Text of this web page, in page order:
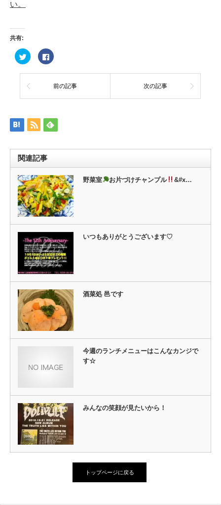
い。
共有:
ク
リ
ク
て
Twitter
し
い
ウ
ド
ウ
で
開
き
ま
す)
Facebook
で
有
る
に
ク
し
て
さ
し
い
ウ
ィ
ン
ド
ウ
で
開
ま
す)
前の記事 次の記事
関連記事
野菜室 お片づけチャンプル &#x…
いつもありがとうございます♡
酒菜処 邑です
今週のランチメニューはこんなカンジで
す☆
みんなの笑顔が見たいから！
トップページに戻る